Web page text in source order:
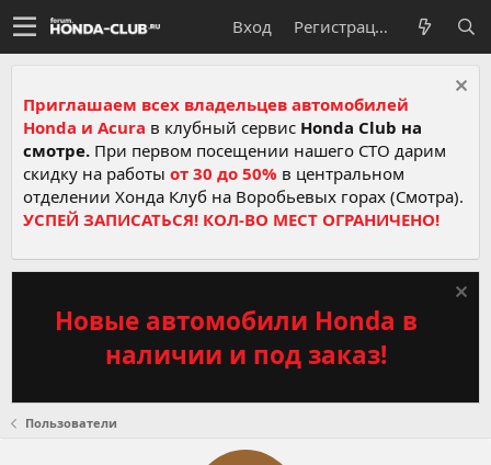
Вход Регистрация
Приглашаем всех владельцев автомобилей
Honda и Acura в клубный сервис Honda Club на
смотре. При первом посещении нашего СТО дарим
скидку на работы от 30 до 50% в центральном
отделении Хонда Клуб на Воробьевых горах (Смотра).
УСПЕЙ ЗАПИСАТЬСЯ! КОЛ-ВО МЕСТ ОГРАНИЧЕНО!
Новые автомобили Honda в
наличии и под заказ!
Пользователи